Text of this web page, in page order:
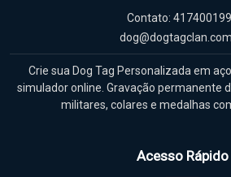
Contato:
Crie sua Dog Tag Personalizada em
simulador online. Gravação permanente
militares, colares e medalhas
Acesso Rápido